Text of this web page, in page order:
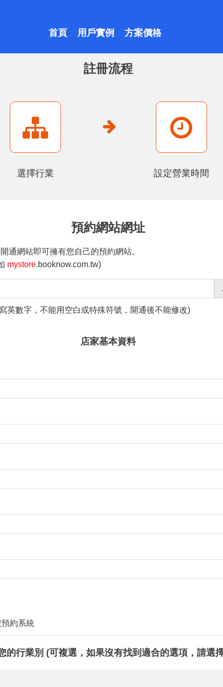
首頁 用戶實例 方案價格
註冊流程
選擇行業 設定營業時間
預約網站網址
通網站即可擁有您自己的預約網站。
mystore.booknow.com.tw)
英數字，不能用空白或特殊符號，開通後不能修改)
店家基本資料
約系統
的行業別 (可複選，如果沒有找到適合的選項，請選